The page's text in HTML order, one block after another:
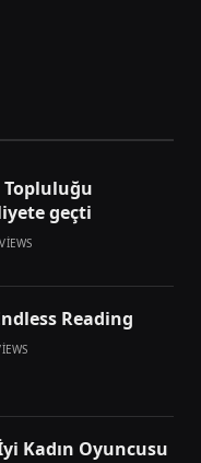
geçti
VIEWS
Reading
İyi Kadın Oyuncusu